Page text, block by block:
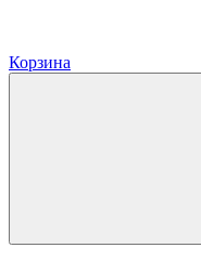
Корзина